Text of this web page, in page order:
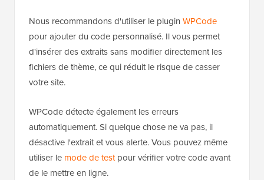
Nous recommandons d'utiliser le plugin WPCode
pour ajouter du code personnalisé. Il vous permet
d'insérer des extraits sans modifier directement les
fichiers de thème, ce qui réduit le risque de casser
votre site.
WPCode détecte également les erreurs
automatiquement. Si quelque chose ne va pas, il
désactive l'extrait et vous alerte. Vous pouvez même
utiliser le mode de testpour vérifier votre code avant
de le mettre en ligne.